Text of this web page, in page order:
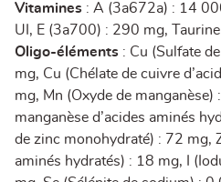
Vitamines : A (3a672a) : 14
UI, E (3a700) : 290 mg,
Oligo-éléments : Cu (Sulfate
mg, Cu (Chélate de cuivre
mg, Mn (Oxyde de manganèse)
manganèse d’acides aminés
de zinc monohydraté) : 72 mg,
aminés hydratés) : 18 mg, I